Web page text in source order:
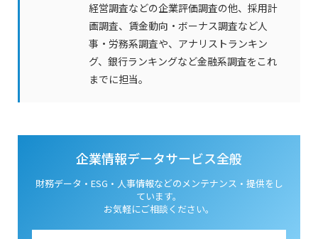
経営調査などの企業評価調査の他、採用計
画調査、賃金動向・ボーナス調査など人
事・労務系調査や、アナリストランキン
グ、銀行ランキングなど金融系調査をこれ
までに担当。
企業情報データサービス全般
財務データ・ESG・人事情報などのメンテナンス・ 提供をし
ています。
お気軽にご相談ください。